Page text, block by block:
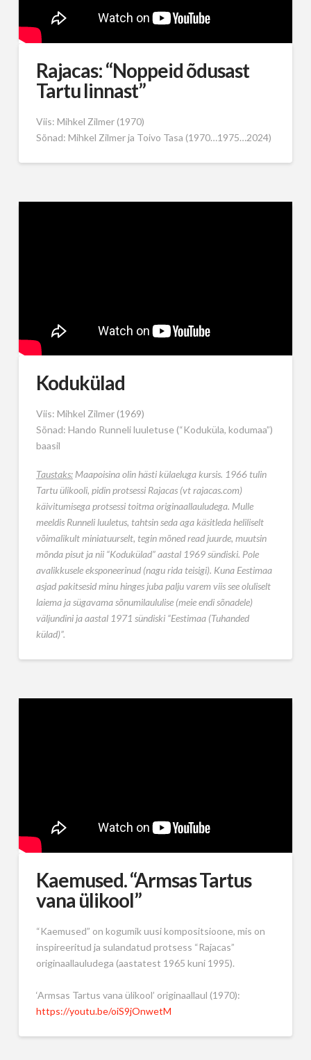
Rajacas: “Noppeid õdusast
Tartu linnast”
Viis: Mihkel Zilmer (1970)
Sõnad: Mihkel Zilmer ja Toivo Tasa (1970…1975…2024)
Kodukülad
Viis: Mihkel Zilmer (1969)
Sõnad: Hando Runneli luuletuse (“Koduküla, kodumaa”)
baasil
Taustaks:Maapoisina olin hästi külaeluga kursis. 1966 tulin
Tartu ülikooli, pidin protsessi Rajacas (vt rajacas.com)
käivitumisega protsessi toitma originaallauludega. Mulle
meeldis Runneli luuletus, tahtsin seda aga käsitleda heliliselt
võimalikult miniatuurselt, tegin mõned read juurde, muutsin
mõnda pisut ja nii “Kodukülad” aastal 1969 sündiski. Pole
avalikkusele eksponeerinud (nagu rida teisigi). Kuna Eestimaa
asjad pakitsesid minu hinges juba palju varem viis see oluliselt
laiema ja sügavama sõnumilaululise (meie endi sõnadele)
väljundini ja aastal 1971 sündiski “Eestimaa (Tuhanded
külad)”.
Kaemused. “Armsas Tartus
vana ülikool”
“Kaemused” on kogumik uusi kompositsioone, mis on
inspireeritud ja sulandatud protsess “Rajacas”
originaallauludega (aastatest 1965 kuni 1995).
‘Armsas Tartus vana ülikool’ originaallaul (1970):
https://youtu.be/oiS9jOnwetM